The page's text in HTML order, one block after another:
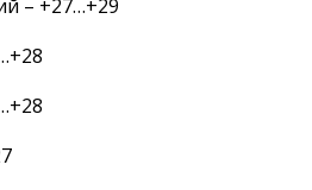
– +27…+29